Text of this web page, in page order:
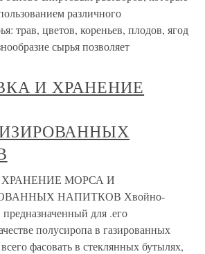
различного
трав, цветов, кореньев, плодов, ягод
сырья позволяет
И ХРАНЕНИЕ
МОРСА И
НАПИТКОВ Хвойно-
для .его
полусиропа в газированных
фасовать в стеклянных бутылях,